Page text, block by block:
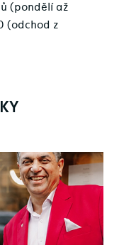
(pondělí až
(odchod z